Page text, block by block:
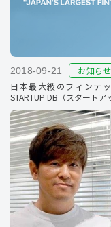
2018-09-21
お知らせ
日本最大級のフィンテッ
STARTUP DB（スタートア